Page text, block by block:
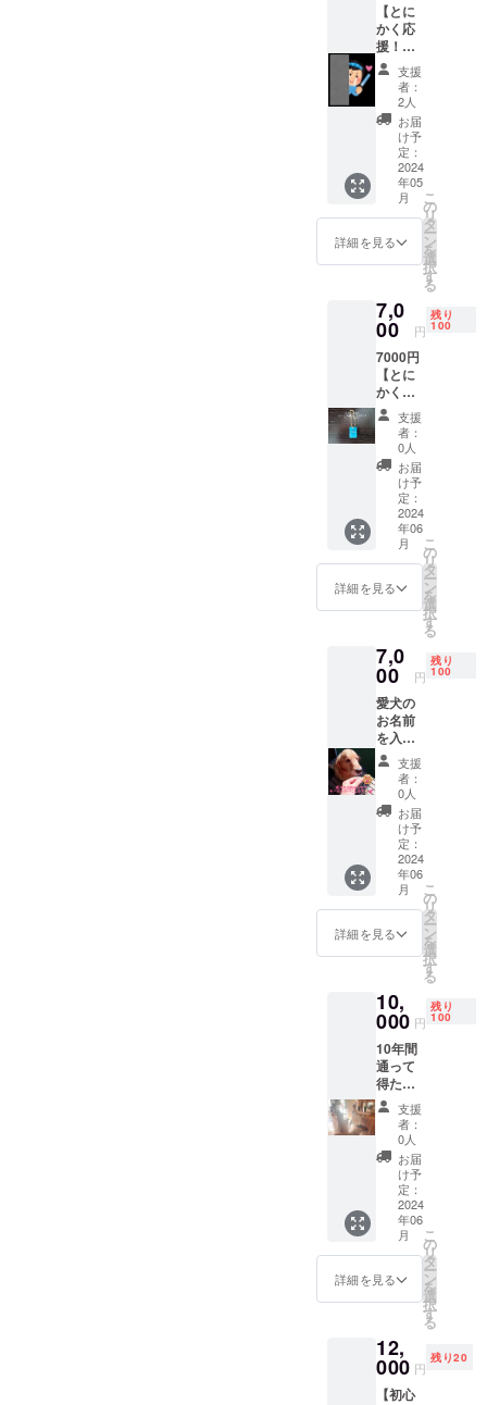
【とに
かく応
援！プ
ラン】
応援あ
りがと
うござ
いま
す！ 感
謝の気
持ちを
たっぷ
り込め
たメー
ルをお
す！ ＊
こちら
はメー
ルのお
返しの
みとな
りま
す。こ
ちらを
ご支援
いただ
けると
ほとん
どの金
額を宿
の改修
に充て
で、と
てつも
かりま
す！よ
ろしく
お願い
しま
す！ お
気持ち
支援
「プロ
ジェク
トの軌
跡」画
像共有
直ぐに
れから
に期待
さる方
や、純
粋に応
援した
いと
思って
くださ
る方向
けのリ
ターン
となり
ます。
ジェク
ト終了
ジェク
トの軌
跡」画
支援
者：
2人
お届
け予
定：
2024
年05
月
詳細を見る
こ
の
リ
タ
ー
ン
を
選
択
す
る
7,0
00 円
残り
100
7000円
【とに
かく応
援！プ
ラン】
横2セン
チ、縦
2.5セン
チ小さ
いです
が自転
車の
キー
フォル
ダーに
ありが
とうご
ざいま
す！ 感
謝の気
持ちを
込めた
メッ
セージ
をお返
しいた
しま
す！ ＊
こちら
はメー
ルのお
返しの
ちらを
ご支援
けると
ほとん
どの金
額を宿
の改修
に充て
ること
ができ
るの
で、と
てつも
なく助
かりま
す！よ
す！
支援
者：
0人
お届
け予
定：
2024
年06
月
詳細を見る
こ
の
リ
タ
ー
ン
を
選
択
す
る
7,0
00 円
残り
100
愛犬の
お名前
を入れ
てレジ
ンで肉
球の
キー
フォル
ダーを
作って
感謝の
気持ち
のメッ
セージ
カード
宅にお
送りさ
せてい
ただき
ますの
で、購
入いた
だきま
したら
愛犬
ちゃん
のお名
前をお
知らせ
くださ
い。 サ
イズは
です。
支援
者：
0人
お届
け予
定：
2024
年06
月
詳細を見る
こ
の
リ
タ
ー
ン
を
選
択
す
る
10,
000 円
残り
100
10年間
通って
得た知
識で私
と一緒
に海を
見なが
らヨガ
をしま
せんか
1回のみ
の受講
となり
ます。1
日限定7
分間ワ
ンドリ
ンク付
きのご
支援
者：
0人
お届
け予
定：
2024
年06
月
詳細を見る
こ
の
リ
タ
ー
ン
を
選
択
す
る
12,
000 円
残り20
【初心